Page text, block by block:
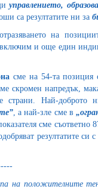
управлението,
са резултатите ни за
на
и още един
сме на 54-та позиция
скромен напредък,
страни. Най-доброто
, а най-зле сме в
сме съответно
резултатите си
на положителните